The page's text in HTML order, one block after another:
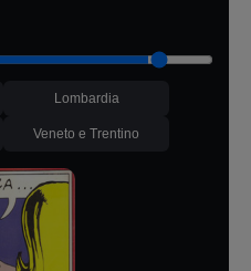
Lombardia
Veneto e Trentino